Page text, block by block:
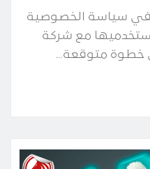
في سياسة الخصوصية
مع شركة
خطوة متوقعة…